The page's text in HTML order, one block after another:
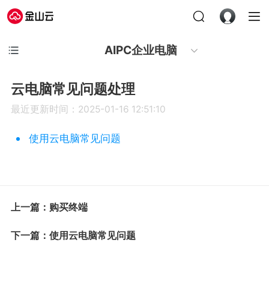
AIPC企业电脑
云电脑常见问题处理
最近更新时间：2025-01-16 12:51:10
使用云电脑常见问题
上一篇：购买终端
下一篇：使用云电脑常见问题